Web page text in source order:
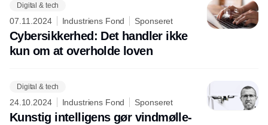
Digital & tech
07.11.2024 Industriens Fond Sponseret
Cybersikkerhed: Det handler ikke
kun om at overholde loven
Digital & tech
24.10.2024 Industriens Fond Sponseret
Kunstig intelligens gør vindmølle-